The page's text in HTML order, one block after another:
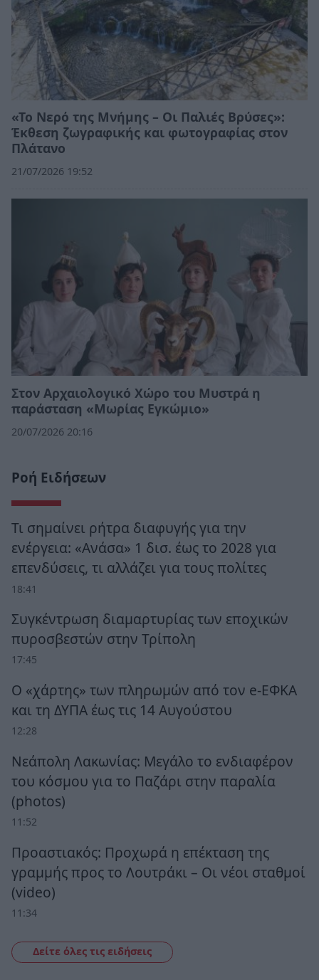
«Το Νερό της Μνήμης – Οι Παλιές Βρύσες»:
Έκθεση ζωγραφικής και φωτογραφίας στον
Πλάτανο
21/07/2026 19:52
Στον Αρχαιολογικό Χώρο του Μυστρά η
παράσταση «Μωρίας Εγκώμιο»
20/07/2026 20:16
Ροή Ειδήσεων
Τι σημαίνει ρήτρα διαφυγής για την
ενέργεια: «Ανάσα» 1 δισ. έως το 2028 για
επενδύσεις, τι αλλάζει για τους πολίτες
18:41
Συγκέντρωση διαμαρτυρίας των εποχικών
πυροσβεστών στην Τρίπολη
17:45
Ο «χάρτης» των πληρωμών από τον e-ΕΦΚΑ
και τη ΔΥΠΑ έως τις 14 Αυγούστου
12:28
Νεάπολη Λακωνίας: Μεγάλο το ενδιαφέρον
του κόσμου για το Παζάρι στην παραλία
(photos)
11:52
Προαστιακός: Προχωρά η επέκταση της
γραμμής προς το Λουτράκι – Οι νέοι σταθμοί
(video)
11:34
Δείτε όλες τις ειδήσεις